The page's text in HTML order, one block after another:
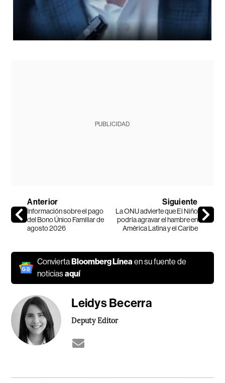
PUBLICIDAD
Anterior
Información sobre el pago
del Bono Único Familiar de
agosto 2026
Siguiente
La ONU advierte que El Niño
podría agravar el hambre en
América Latina y el Caribe
ConviertaBloomberg Líneaen su fuente de
noticiasaquí
Leidys Becerra
Deputy Editor